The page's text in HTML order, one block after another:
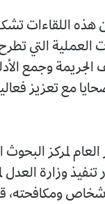
هذه اللقاءات
التي تطرح
وجمع الأدلة
مع تعزيز
لمركز البحوث
تنفيذ وزارة